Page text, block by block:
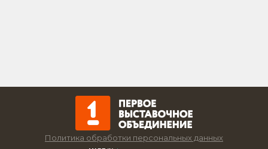
Политика обработки персональных данных